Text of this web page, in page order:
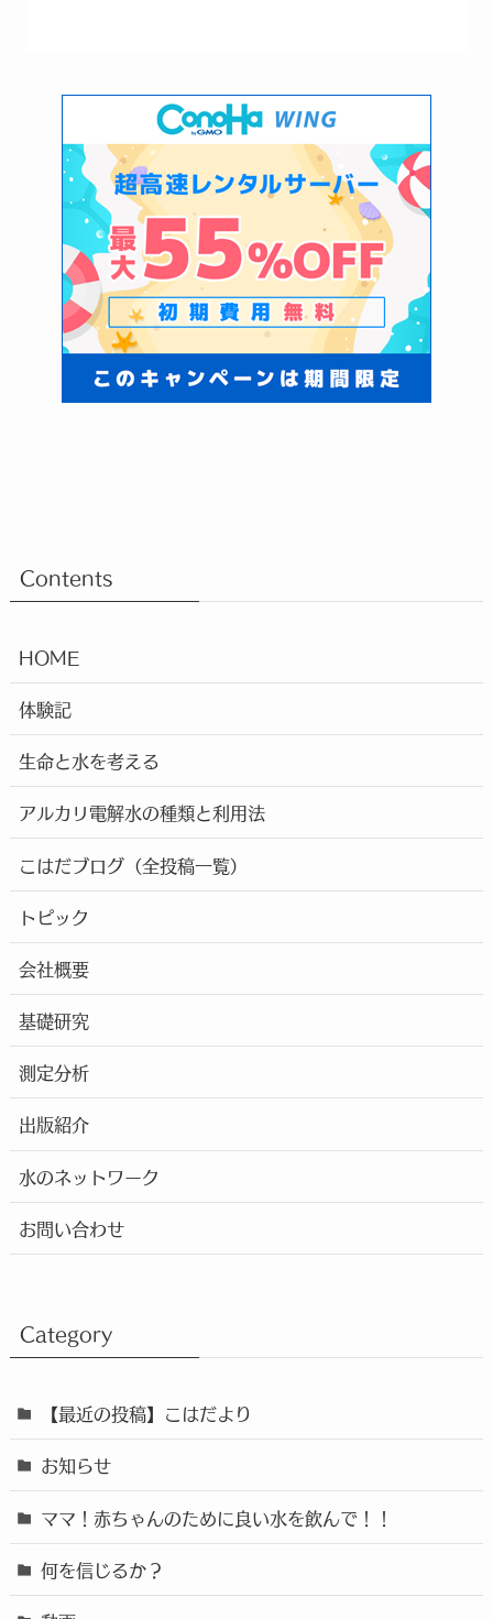
Contents
HOME
体験記
生命と水を考える
アルカリ電解水の種類と利用法
こはだブログ（全投稿一覧）
トピック
会社概要
基礎研究
測定分析
出版紹介
水のネットワーク
お問い合わせ
Category
【最近の投稿】こはだより
お知らせ
ママ！赤ちゃんのために良い水を飲んで！！
何を信じるか？